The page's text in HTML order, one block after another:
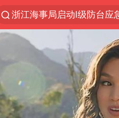
“电影+”如何激发千亿级消
泰国初中生饮弹自尽前开了
预计“白海豚”明晚将在浙
用AI造出新病毒意味着什么
实时追踪台风白海豚
美股创4月份以来最大单周